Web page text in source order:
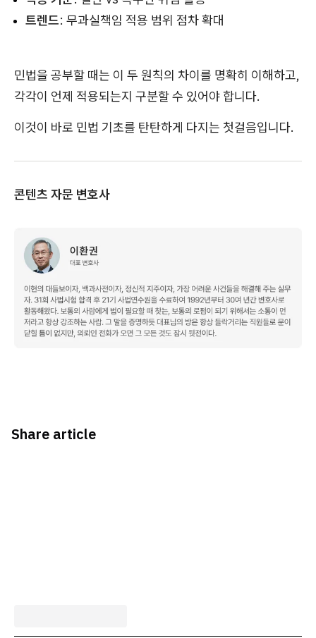
트렌드: 무과실책임 적용 범위 점차 확대
민법을 공부할 때는 이 두 원칙의 차이를 명확히 이해하고,
각각이 언제 적용되는지 구분할 수 있어야 합니다.
이것이 바로 민법 기초를 탄탄하게 다지는 첫걸음입니다.
콘텐츠 자문 변호사
Share article